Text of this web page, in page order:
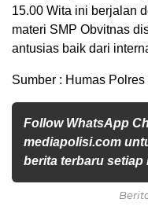
15.00 Wita ini berjalan
materi SMP Obvitnas
antusias baik dari
Sumber : Humas
Follow WhatsApp
mediapolisi.com
berita terbaru setiap